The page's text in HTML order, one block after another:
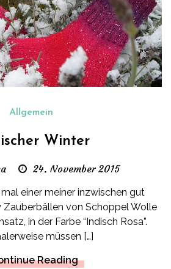
Allgemein
Winter
24. November 2015
einer meiner inzwischen gut
von Schoppel Wolle
in der Farbe “Indisch Rosa”.
müssen […]
Reading